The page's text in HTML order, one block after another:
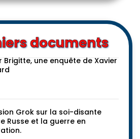
documents
Brigitte, une enquête de Xavier
Grok sur la soi-disante
Russe et la guerre en